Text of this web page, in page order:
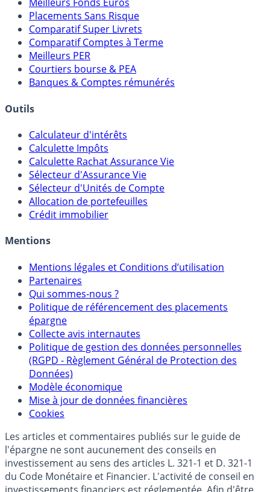
Meilleures Assurances-Vie
Meilleurs Fonds Euros
Placements Sans Risque
Comparatif Super Livrets
Comparatif Comptes à Terme
Meilleurs PER
Courtiers bourse & PEA
Calculateur d'intérêts
Calculette Impôts
Calculette Rachat Assurance Vie
Sélecteur d'Assurance Vie
Sélecteur d'Unités de Compte
Allocation de portefeuilles
Mentions légales et Conditions d’utilisation
Partenaires
Qui sommes-nous ?
Politique de référencement des placements
épargne
Collecte avis internautes
Politique de gestion des données personnelles
(RGPD - Règlement Général de Protection des
Données)
Modèle économique
Mise à jour de données financières
Cookies
Les articles et commentaires publiés sur le guide de
l'épargne ne sont aucunement des conseils en
investissement au sens des articles L. 321-1 et D. 321-1